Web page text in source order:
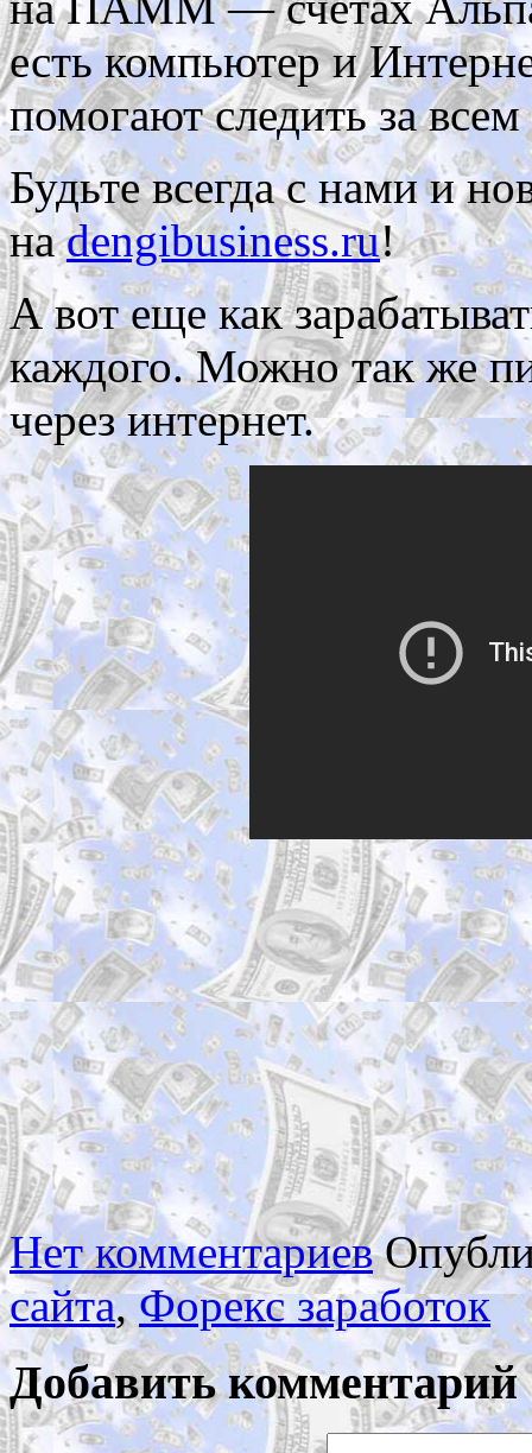
есть компьютер и
помогают следить за
Будьте всегда с нами и
наdengibusiness.ru!
А вот еще как
каждого. Можно так же
через интернет.
Нет комментариев
сайта,Форекс заработок
Добавить комментарий